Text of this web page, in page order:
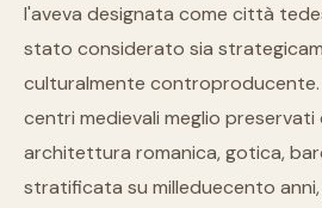
l'aveva designata come città
stato considerato sia
culturalmente controproducente.
centri medievali meglio
architettura romanica, gotica,
stratificata su milleduecento anni,